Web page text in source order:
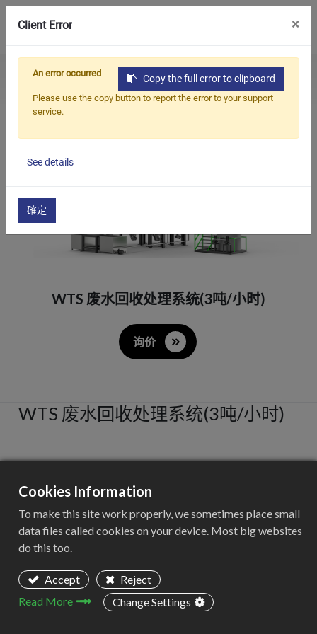
应用
关于我们
联系我们
русский язык Español
首页 Products
废塑料清洗造粒回收系统
WTS 废水回收处理系统(3吨/小时)
WTS 废水回收处理系统(3吨/小时)
询价
WTS 废水回收处理系统(3吨/小时)
在塑料清洗过程中，通常会使用到热碱洗工艺对塑料清
洗清洗，清洗过程中会产生热碱废水，如果热碱废水直
接排放至废水站处理，需要重新补充大量的化学药剂以
及热量，同时会增加废水站废水处理费用。故我们配套
用，节约运行成本。
Cookies Information
To make this site work properly, we sometimes place small
data files called cookies on your device. Most big websites
do this too.
Accept
Reject
Read More
Change Settings
Client Error ×
Copy the full error to clipboard
An error occurred
Please use the copy button to report the error to your support
service.
See details
確定